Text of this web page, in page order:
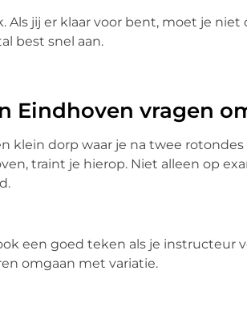
Als jij er klaar voor bent, moet je
best snel aan.
Eindhoven vragen
klein dorp waar je na twee
traint je hierop. Niet alleen op
een goed teken als je instructeur
omgaan met variatie.